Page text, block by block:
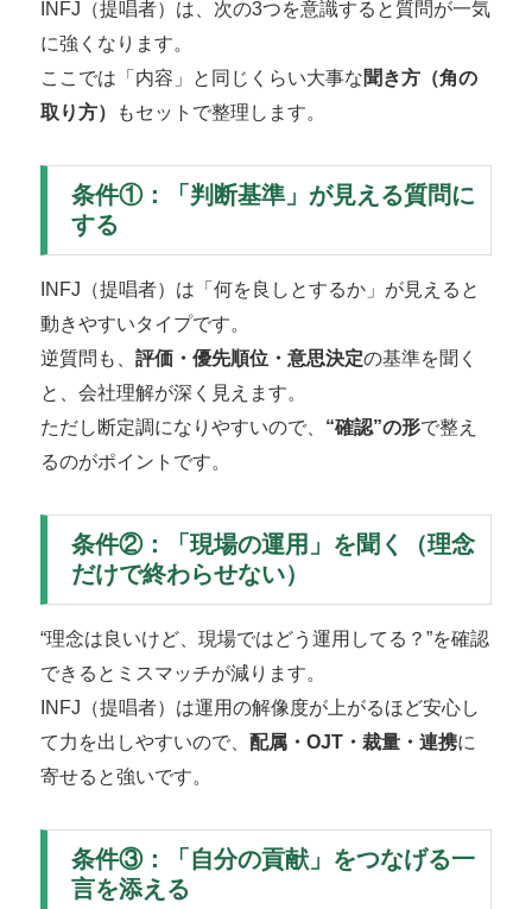
INFJ（提唱者）は、次の3つを意識すると質問が一気
に強くなります。
ここでは「内容」と同じくらい大事な聞き方（角の
取り方）
もセットで整理します。
条件①：「判断基準」が見える質問に
する
INFJ（提唱者）は「何を良しとするか」が見えると
動きやすいタイプです。
逆質問も、 評価・優先順位・意思決定の基準を聞く
と、会社理解が深く見えます。
ただし断定調になりやすいので、 “確認”の形で整え
るのがポイントです。
条件②：「現場の運用」を聞く（理念
だけで終わらせない）
“理念は良いけど、現場ではどう運用してる？”を確認
できるとミスマッチが減ります。
INFJ（提唱者）は運用の解像度が上がるほど安心し
て力を出しやすいので、 配属・OJT・裁量・連携に
寄せると強いです。
条件③：「自分の貢献」をつなげる一
言を添える